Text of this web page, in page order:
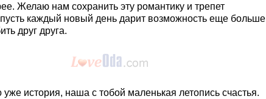
Желаю нам сохранить эту романтику и трепет
каждый новый день дарит возможность еще больше
друг друга.
история, наша с тобой маленькая летопись счастья.